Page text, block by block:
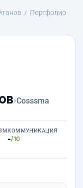
Портфолио
›Cosssma
КОММУНИКАЦИЯ
-/10